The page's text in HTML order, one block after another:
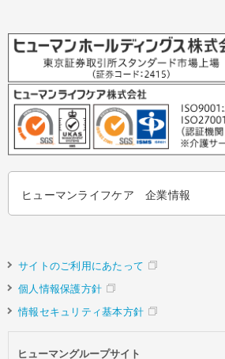
ヒューマンライフケア 企業情報
サイトのご利用にあたって
個人情報保護方針
情報セキュリティ基本方針
ヒューマングループサイト